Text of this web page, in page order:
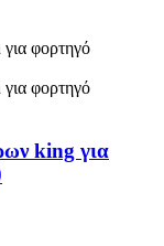
king για